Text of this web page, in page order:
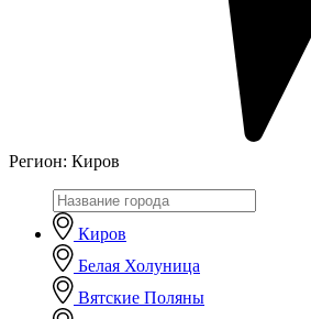
Регион: Киров
Киров
Белая Холуница
Вятские Поляны